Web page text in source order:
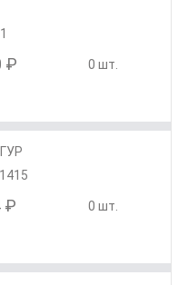
₽ 0 шт.
₽ 0 шт.